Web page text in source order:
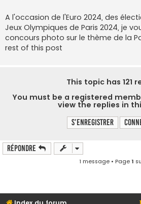
s
a
g
e
A l'occasion de l'Euro 2024, des
Jeux Olympiques de Paris 2024, je
concours photo sur le thème de la
rest of this post
This topic has 121
You must be a registered
view the replies in
S’enregistrer
Répondre
1 message • Page1